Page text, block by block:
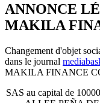
ANNONCE
MAKILA
Changement d'objet
dans le journal
MAKILA FINANCE
SAS au capital de